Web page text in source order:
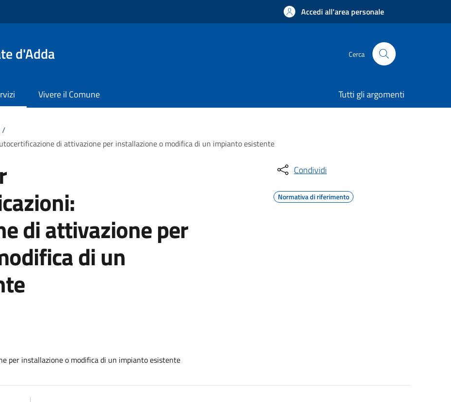
Accedi all'area personale
d'Adda Cerca
Vivere il Comune Tutti gli argomenti
/
di attivazione per installazione o modifica di un impianto esistente
di attivazione per
di un
per installazione o modifica di un impianto esistente
Condividi
Normativa di riferimento